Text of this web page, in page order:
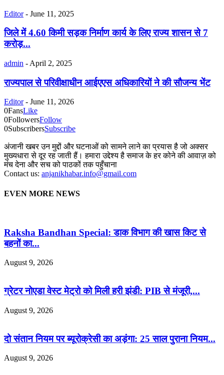
Editor - June 11, 2025
जिले में 4.60 किमी सड़क निर्माण कार्य के लिए राज्य शासन से 7
करोड़...
admin - April 2, 2025
राज्यपाल से परिवीक्षाधीन आईएएस अधिकारियों ने की सौजन्य भेंट
Editor - June 11, 2026
0FansLike
0FollowersFollow
0SubscribersSubscribe
अंजानी खबर उन मुद्दों और घटनाओं को सामने लाने का प्रयास है जो अक्सर
मुख्यधारा से दूर रह जाती हैं। हमारा उद्देश्य है समाज के हर कोने की आवाज़ को
मंच देना और सच को पाठकों तक पहुँचाना
Contact us: anjanikhabar.info@gmail.com
EVEN MORE NEWS
Raksha Bandhan Special: डाक विभाग की खास किट से
बहनों का...
August 9, 2026
ग्रेटर नोएडा वेस्ट मेट्रो को मिली हरी झंडी: PIB से मंजूरी,...
August 9, 2026
दो संतान नियम पर ब्यूरोक्रेसी का अड़ंगा: 25 साल पुराना नियम...
August 9, 2026